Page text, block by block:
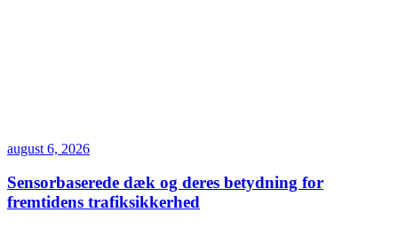
august 6, 2026
Sensorbaserede dæk og deres betydning for
fremtidens trafiksikkerhed